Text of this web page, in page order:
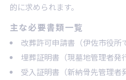
的に求められます。
主な必要書類一覧
改葬許可申請書（伊佐市役所
埋葬証明書（現墓地管理者発
受入証明書（新納骨先管理者